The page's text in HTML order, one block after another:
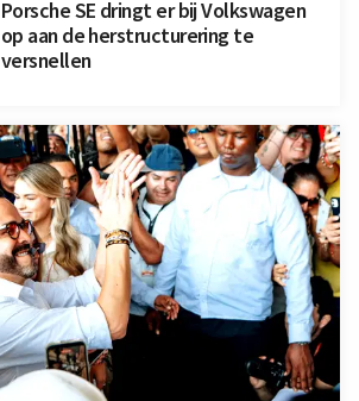
Porsche SE dringt er bij Volkswagen
op aan de herstructurering te
versnellen